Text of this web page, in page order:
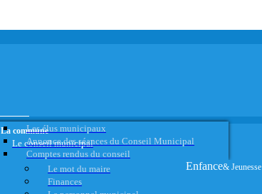
La commune
Le conseil municipal
Les élus municipaux
Annonce des séances du Conseil Municipal
Comptes rendus du conseil
Le mot du maire
Finances
Enfance& Jeunesse